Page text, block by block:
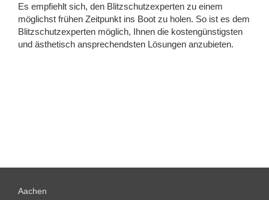
Es empfiehlt sich, den Blitzschutzexperten zu einem
möglichst frühen Zeitpunkt ins Boot zu holen. So ist es dem
Blitzschutzexperten möglich, Ihnen die kostengünstigsten
und ästhetisch ansprechendsten Lösungen anzubieten.
Aachen